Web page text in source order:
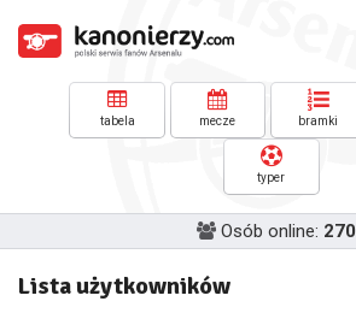
tabela mecze bramki
typer
Osób online: 270
Lista użytkowników